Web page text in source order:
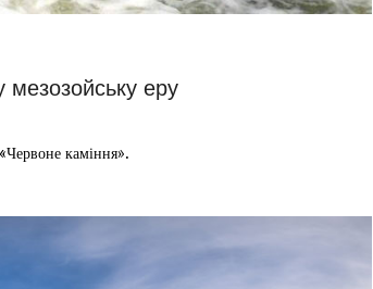
еру
каміння».